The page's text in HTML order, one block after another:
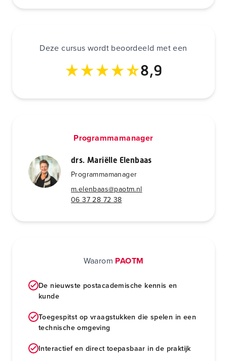
Deze cursus wordt beoordeeld met een
8,9
Programmamanager
drs. Mariëlle Elenbaas
Programmamanager
m.elenbaas@paotm.nl
06 37 28 72 38
Waarom PAOTM
De nieuwste postacademische kennis en
kunde
Toegespitst op vraagstukken die spelen in een
technische omgeving
Interactief en direct toepasbaar in de praktijk